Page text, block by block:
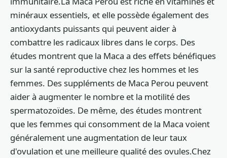
minéraux essentiels, et elle possède également des
antioxydants puissants qui peuvent aider à
combattre les radicaux libres dans le corps. Des
études montrent que la Maca a des effets bénéfiques
sur la santé reproductive chez les hommes et les
femmes. Des suppléments de Maca Perou peuvent
aider à augmenter le nombre et la motilité des
spermatozoïdes. De même, des études montrent
que les femmes qui consomment de la Maca voient
généralement une augmentation de leur taux
d'ovulation et une meilleure qualité des ovules.Chez